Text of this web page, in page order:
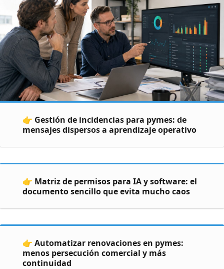
👉 Gestión de incidencias para pymes: de
mensajes dispersos a aprendizaje operativo
👉 Matriz de permisos para IA y software: el
documento sencillo que evita mucho caos
👉 Automatizar renovaciones en pymes:
menos persecución comercial y más
continuidad